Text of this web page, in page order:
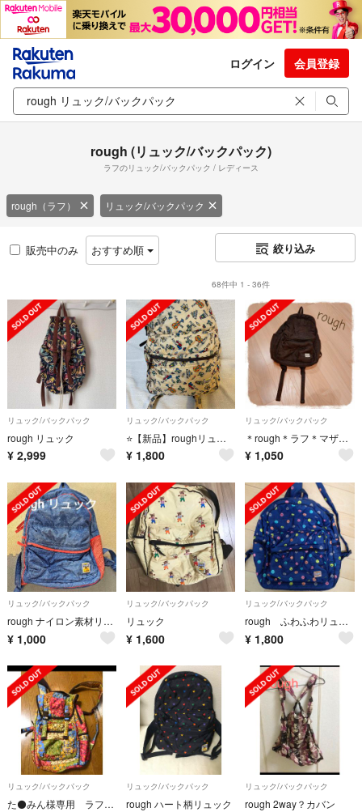
ログイン 会員登録
rough (リュック/バックパック)
ラフのリュック/バックパック / レディース
rough（ラフ） リュック/バックパック
販売中のみ おすすめ順 絞り込み
68件中 1 - 36件
リュック/バックパック
rough リュック
¥ 2,999
リュック/バックパック
⭐️【新品】roughリュックサック⭐️
¥ 1,800
リュック/バックパック
＊rough＊ラフ＊マザーズバッグ＊軽量ナイロンリュック＊
¥ 1,050
リュック/バックパック
rough ナイロン素材リュック
¥ 1,000
リュック/バックパック
リュック
¥ 1,600
リュック/バックパック
rough ふわふわリュック アニマル
¥ 1,800
リュック/バックパック
た⚫️みん様専用 ラフリュックサック
リュック/バックパック
rough ハート柄リュック
リュック/バックパック
rough 2way？カバン